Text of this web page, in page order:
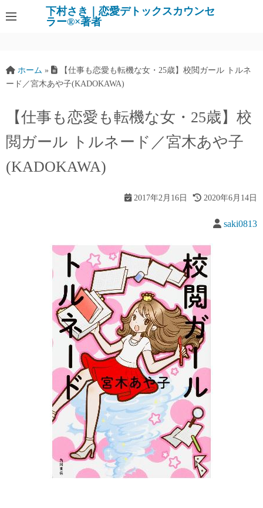
下村さき｜恋愛デトックスカウンセ
ラー®×著者
ホーム »
【仕事も恋愛も転機な女・25歳】校閲ガール トルネ
ード／宮木あや子(KADOKAWA)
【仕事も恋愛も転機な女・25歳】校
閲ガール トルネード／宮木あや子
(KADOKAWA)
2017年2月16日 2020年6月14日
saki0813